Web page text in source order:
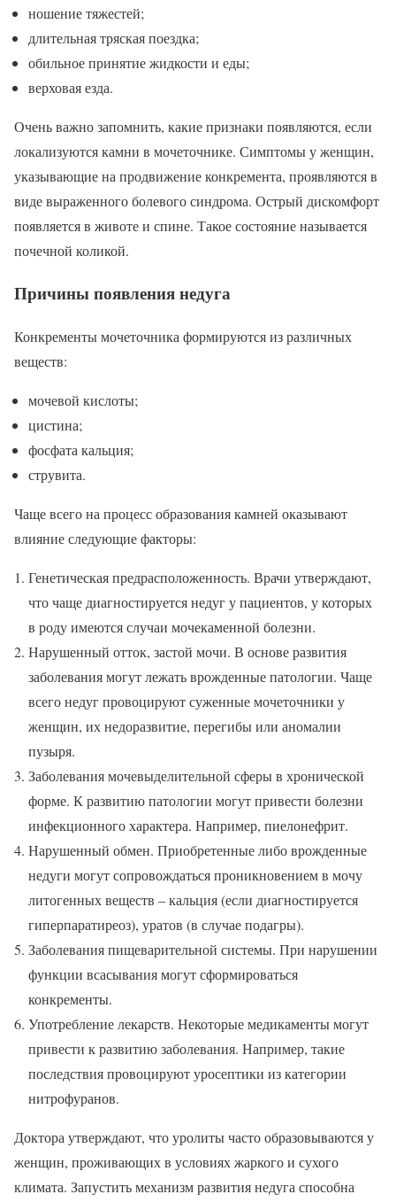
ношение тяжестей;
длительная тряская поездка;
обильное принятие жидкости и еды;
верховая езда.
Очень важно запомнить, какие признаки появляются, если
локализуются камни в мочеточнике. Симптомы у женщин,
указывающие на продвижение конкремента, проявляются в
виде выраженного болевого синдрома. Острый дискомфорт
появляется в животе и спине. Такое состояние называется
почечной коликой.
Причины появления недуга
Конкременты мочеточника формируются из различных
веществ:
мочевой кислоты;
цистина;
фосфата кальция;
струвита.
Чаще всего на процесс образования камней оказывают
влияние следующие факторы:
Генетическая предрасположенность. Врачи утверждают,
что чаще диагностируется недуг у пациентов, у которых
в роду имеются случаи мочекаменной болезни.
Нарушенный отток, застой мочи. В основе развития
заболевания могут лежать врожденные патологии. Чаще
всего недуг провоцируют суженные мочеточники у
женщин, их недоразвитие, перегибы или аномалии
пузыря.
Заболевания мочевыделительной сферы в хронической
форме. К развитию патологии могут привести болезни
инфекционного характера. Например, пиелонефрит.
Нарушенный обмен. Приобретенные либо врожденные
недуги могут сопровождаться проникновением в мочу
литогенных веществ – кальция (если диагностируется
гиперпаратиреоз), уратов (в случае подагры).
Заболевания пищеварительной системы. При нарушении
функции всасывания могут сформироваться
конкременты.
Употребление лекарств. Некоторые медикаменты могут
привести к развитию заболевания. Например, такие
последствия провоцируют уросептики из категории
нитрофуранов.
Доктора утверждают, что уролиты часто образовываются у
женщин, проживающих в условиях жаркого и сухого
климата. Запустить механизм развития недуга способна